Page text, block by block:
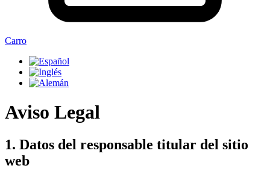
Carro
Aviso Legal
1. Datos del responsable titular del sitio
web